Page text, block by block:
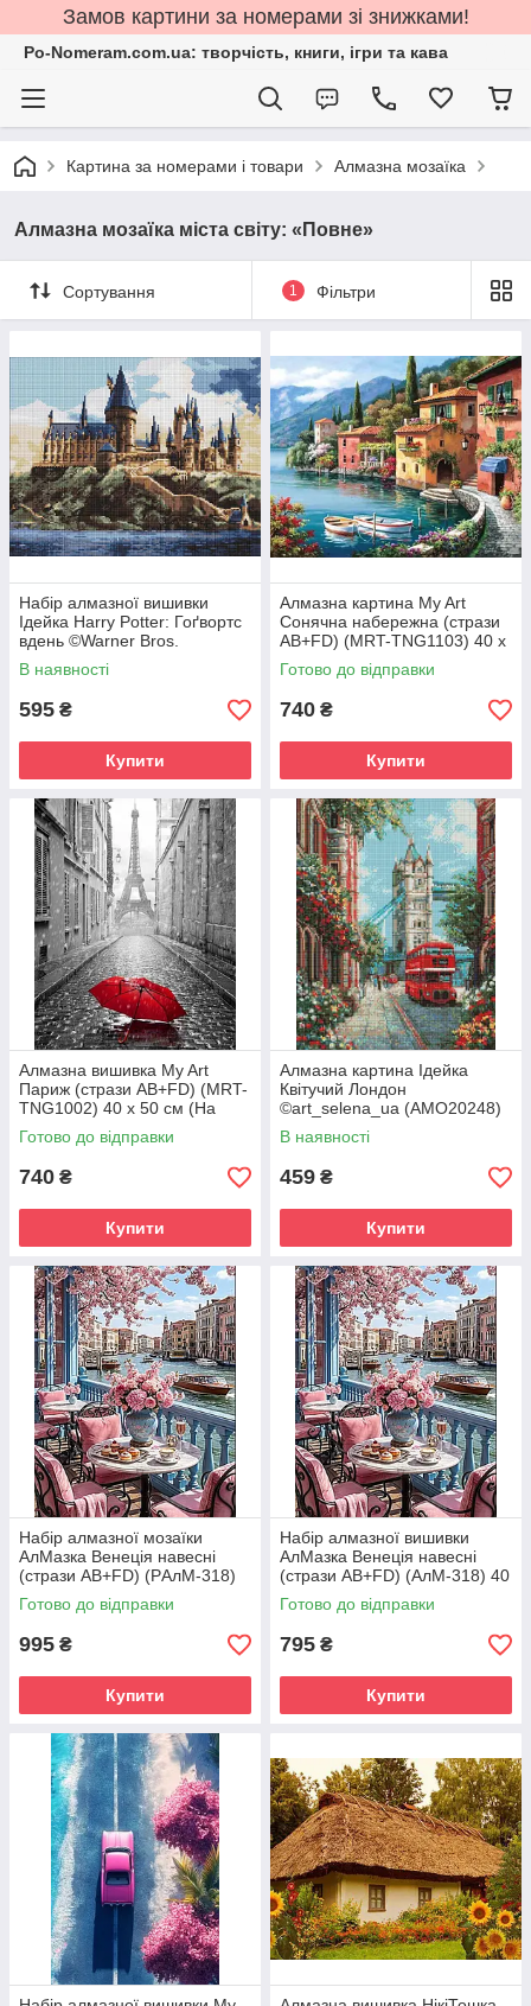
Замов картини за номерами зі знижками!
Po-Nomeram.com.ua: творчість, книги, ігри та кава
Картина за номерами і товари Алмазна мозаїка
Алмазна мозаїка міста світу: «Повне»
Сортування 1 Фільтри
Набір алмазної вишивки
Ідейка Harry Potter: Гоґвортс
вдень ©Warner Bros.
(AMO20360) 40 х 50 см (На
підрамнику)
В наявності
595 ₴
Купити
Алмазна картина My Art
Сонячна набережна (стрази
AB+FD) (MRT-TNG1103) 40 х
50 см (На підрамнику)
Готово до відправки
740 ₴
Купити
Алмазна вишивка My Art
Париж (стрази AB+FD) (MRT-
TNG1002) 40 х 50 см (На
підрамнику)
Готово до відправки
740 ₴
Купити
Алмазна картина Ідейка
Квітучий Лондон
©art_selena_ua (AMO20248)
40 х 50 см (На підрамнику)
В наявності
459 ₴
Купити
Набір алмазної мозаїки
АлМазка Венеція навесні
(стрази AB+FD) (PАлМ-318)
40 х 50 см (На підрамнику)
Готово до відправки
995 ₴
Купити
Набір алмазної вишивки
АлМазка Венеція навесні
(стрази AB+FD) (АлМ-318) 40
х 50 см (Без підрамника)
Готово до відправки
795 ₴
Купити